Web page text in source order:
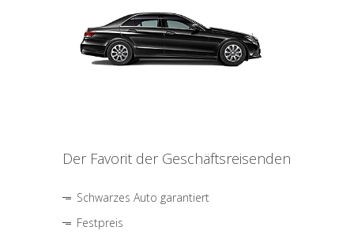
Der Favorit der Geschäftsreisenden
Schwarzes Auto garantiert
Festpreis